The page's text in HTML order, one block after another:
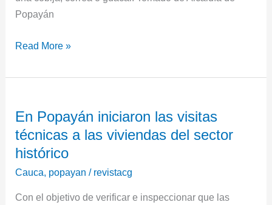
Popayán
Read More »
En Popayán iniciaron las visitas
técnicas a las viviendas del sector
histórico
Cauca, popayan / revistacg
Con el objetivo de verificar e inspeccionar que las
Popayán
iniciaron
las
a